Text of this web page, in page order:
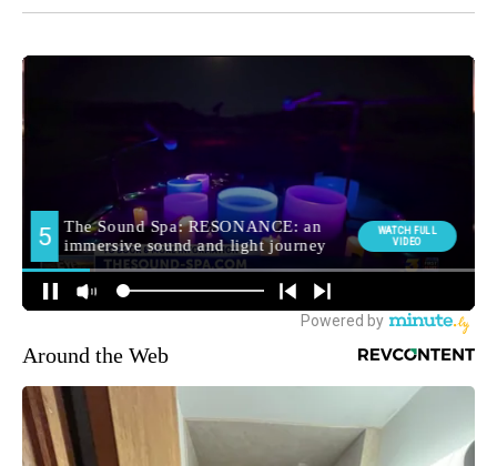
Around the Web